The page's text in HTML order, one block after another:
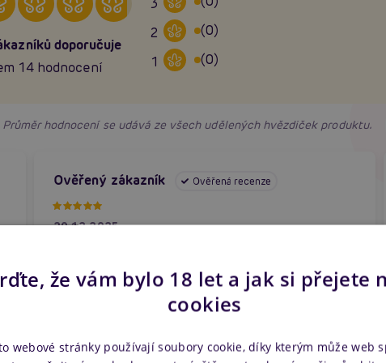
doporučuje
14 hodnocení
3
2
(0)
1
(0)
hodnocení se udává ze všech udělených hvězdiček produktu.
Ověřený zákazník Ověřená recenze
20.12.2025
Pěkný. Byl to dárek pro přítelkyni, která je
spokojená.
že vám bylo 18 let a jak si přejete
cookies
webové stránky používají soubory cookie, díky kterým může web